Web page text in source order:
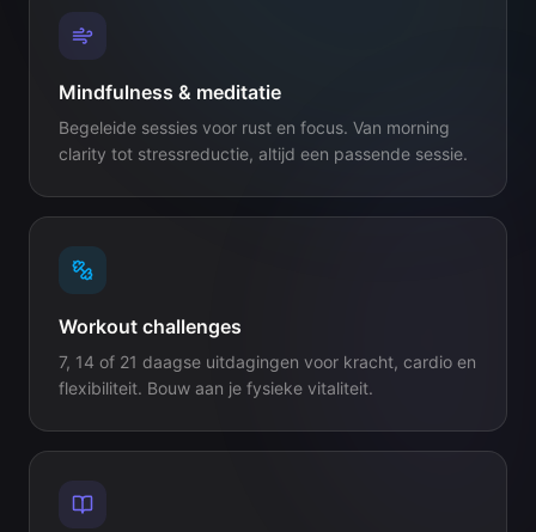
Mindfulness & meditatie
Begeleide sessies voor rust en focus. Van morning
clarity tot stressreductie, altijd een passende sessie.
Workout challenges
7, 14 of 21 daagse uitdagingen voor kracht, cardio en
flexibiliteit. Bouw aan je fysieke vitaliteit.